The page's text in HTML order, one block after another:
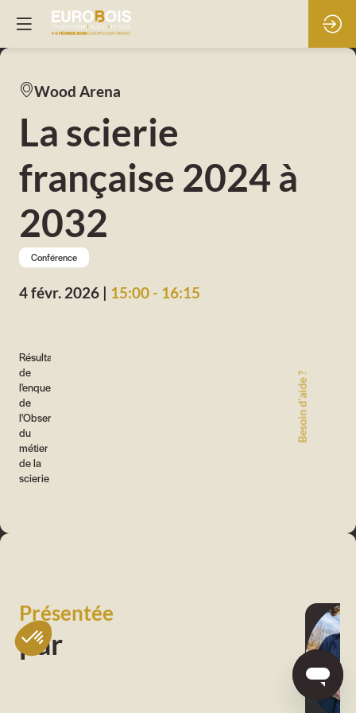
Wood Arena
La scierie
française 2024 à
2032
Conférence
4 févr. 2026 15:00 - 16:15
Résultats
de
l'enquete
de
l'Observatoire
du
métier
de la
scierie
Présentée
par
Besoin d'aide ?